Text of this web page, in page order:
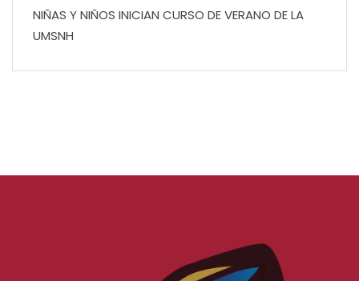
NIÑAS Y NIÑOS INICIAN CURSO DE VERANO DE LA
UMSNH